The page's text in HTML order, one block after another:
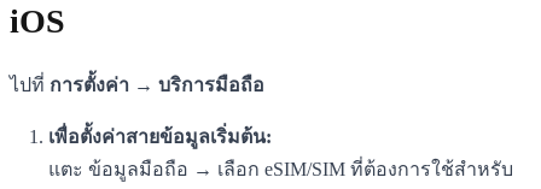
iOS
ไปที่ การตั้งค่า → บริการมือถือ
เพื่อตั้งค่าสายข้อมูลเริ่มต้น:
แตะ ข้อมูลมือถือ → เลือก eSIM/SIM ที่ต้องการใช้สำหรับ